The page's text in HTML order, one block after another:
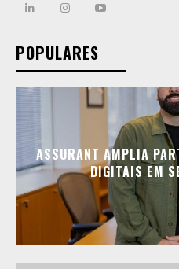
POPULARES
ASSURANT AMPLIA
DIGITAIS EM